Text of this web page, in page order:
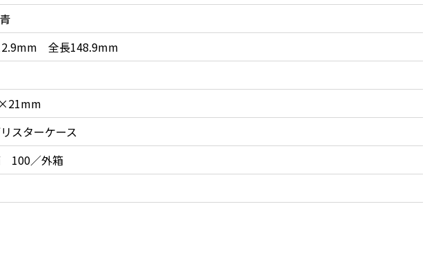
全長148.9mm
スターケース
100／外箱